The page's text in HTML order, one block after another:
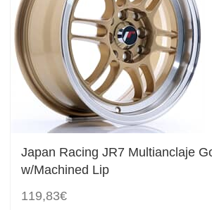
Japan Racing JR7 Multianclaje
w/Machined Lip
119,83€